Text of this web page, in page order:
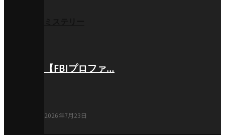
【FBIプロファ…
2026年7月23日